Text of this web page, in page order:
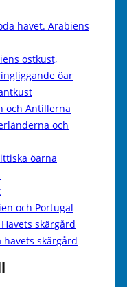
havet. Arabiens
östkust,
öar
och Antillerna
och
öarna
och Portugal
skärgård
havets skärgård